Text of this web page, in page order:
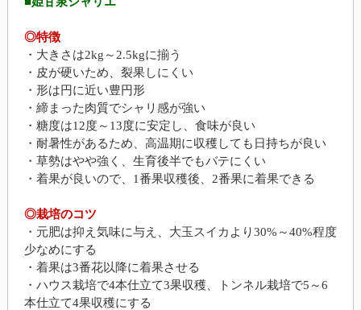
◎特徴
・大きさは2kg～2.5kgに揃う
・皮が硬いため、裂果しにくい
・形は円に近い豊円形
・締まった肉質でシャリ感が強い
・糖度は12度～13度に安定し、食味が良い
・耐暑性があるため、高温期に収穫しても日持ちが良い
・草勢はやや強く、生育後半でもバテにくい
・着果が良いので、1番果収穫後、2番果に着果できる
◎栽培のコツ
・元肥は抑え気味に与え、大玉スイカより30%～40%程度
少なめにする
・着果は3番花以降に着果させる
・ハウス栽培で4本仕立て3果収穫、トンネル栽培で5～6
本仕立て4果収穫にする